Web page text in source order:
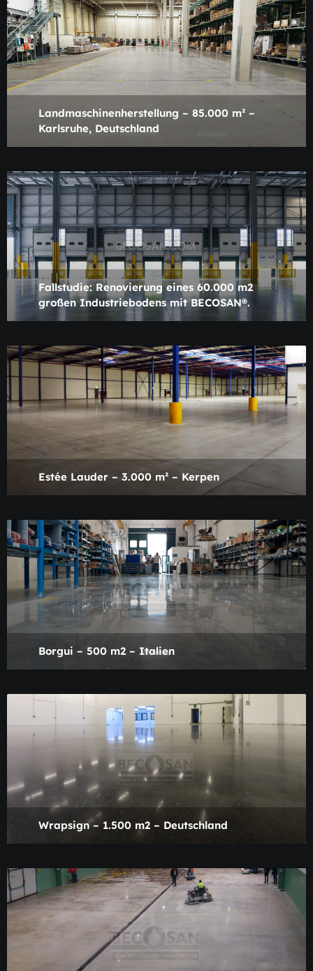
Landmaschinenherstellung – 85.000 m² –
Karlsruhe, Deutschland
Fallstudie: Renovierung eines 60.000 m2
großen Industriebodens mit BECOSAN®.
Estée Lauder – 3.000 m² – Kerpen
Borgui – 500 m2 – Italien
Wrapsign – 1.500 m2 – Deutschland